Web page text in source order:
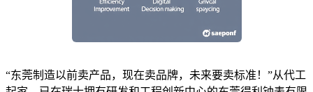
“东莞制造以前卖产品，现在卖品牌，未来要卖标准！”从代工